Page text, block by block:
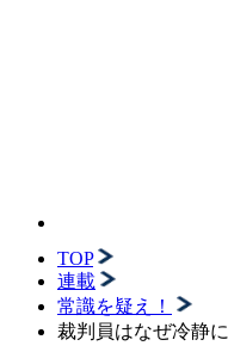
TOP
連載
常識を疑え！
裁判員はなぜ冷静